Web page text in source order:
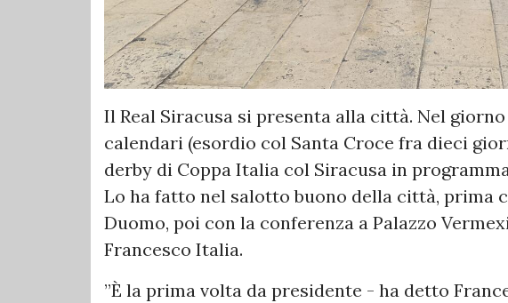
Il Real Siracusa si presenta alla città. Nel
calendari (esordio col Santa Croce fra dieci
derby di Coppa Italia col Siracusa in
Lo ha fatto nel salotto buono della città, prima
Duomo, poi con la conferenza a Palazzo
Francesco Italia.
”È la prima volta da presidente - ha detto